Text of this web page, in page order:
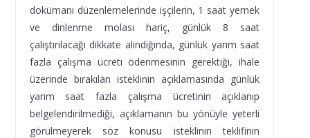
dokümanı düzenlemelerinde işçilerin, 1 saat yemek
ve dinlenme molası hariç, günlük 8 saat
çalıştırılacağı dikkate alındığında, günlük yarım saat
fazla çalışma ücreti ödenmesinin gerektiği, ihale
üzerinde bırakılan isteklinin açıklamasında günlük
yarım saat fazla çalışma ücretinin açıklanıp
belgelendirilmediği, açıklamanın bu yönüyle yeterli
görülmeyerek söz konusu isteklinin teklifinin